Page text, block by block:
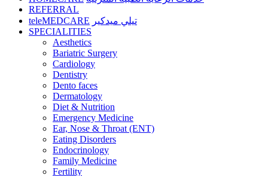
REFERRAL
teleMEDCARE تيلي ميدكير
SPECIALITIES
Aesthetics
Bariatric Surgery
Cardiology
Dentistry
Dento faces
Dermatology
Diet & Nutrition
Emergency Medicine
Ear, Nose & Throat (ENT)
Eating Disorders
Endocrinology
Family Medicine
Fertility